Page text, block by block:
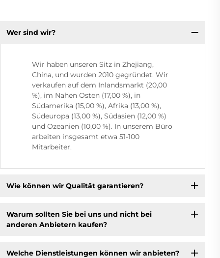
Wer sind wir?
Wir haben unseren Sitz in Zhejiang,
China, und wurden 2010 gegründet. Wir
verkaufen auf dem Inlandsmarkt (20,00
%), im Nahen Osten (17,00 %), in
Südamerika (15,00 %), Afrika (13,00 %),
Südeuropa (13,00 %), Südasien (12,00 %)
und Ozeanien (10,00 %). In unserem Büro
arbeiten insgesamt etwa 51-100
Mitarbeiter.
Wie können wir Qualität garantieren?
Warum sollten Sie bei uns und nicht bei
anderen Anbietern kaufen?
Welche Dienstleistungen können wir anbieten?